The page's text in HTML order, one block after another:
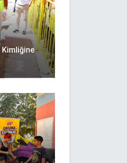
Kimliğine